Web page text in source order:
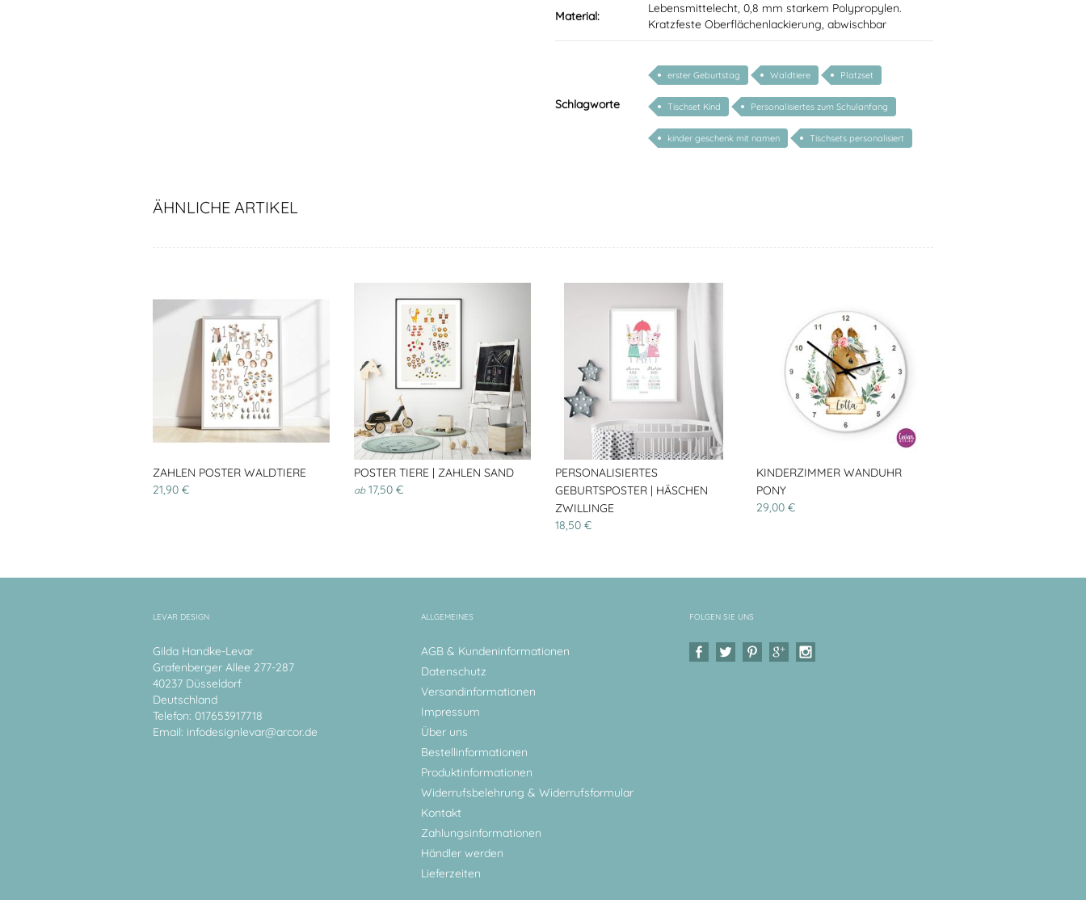
Material:
Lebensmittelecht, 0,8 mm starkem Polypropylen.
Kratzfeste Oberflächenlackierung, abwischbar
Schlagworte
erster Geburtstag Waldtiere Platzset
Tischset Kind Personalisiertes zum Schulanfang
kinder geschenk mit namen Tischsets personalisiert
ÄHNLICHE ARTIKEL
ZAHLEN POSTER WALDTIERE
21,90 €
POSTER TIERE | ZAHLEN SAND
ab17,50 €
PERSONALISIERTES
GEBURTSPOSTER | HÄSCHEN
ZWILLINGE
18,50 €
KINDERZIMMER WANDUHR
PONY
29,00 €
LEVAR DESIGN
Gilda Handke-Levar
Grafenberger Allee 277-287
40237 Düsseldorf
Deutschland
Telefon: 017653917718
Email: infodesignlevar@arcor.de
ALLGEMEINES
AGB & Kundeninformationen
Datenschutz
Versandinformationen
Impressum
Über uns
Bestellinformationen
Produktinformationen
Widerrufsbelehrung & Widerrufsformular
Kontakt
Zahlungsinformationen
Händler werden
Lieferzeiten
FOLGEN SIE UNS